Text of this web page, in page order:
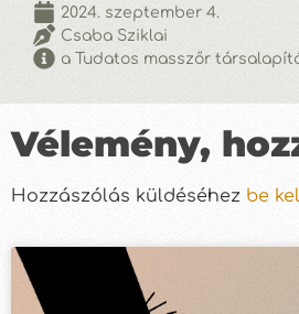
2024. szeptember 4.
Csaba Sziklai
a Tudatos masszőr
Vélemény,
Hozzászólás küldéséhez be